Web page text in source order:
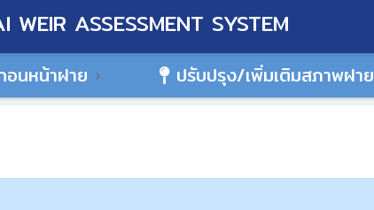
WEIR ASSESSMENT SYSTEM
อนหน้าฝาย ปรับปรุง/เพิ่มเติมสภาพฝาย